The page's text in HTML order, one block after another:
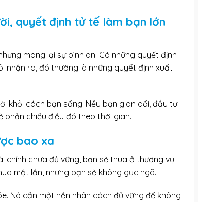
quyết định tử tế làm bạn lớn
mang lại sự bình an. Có những quyết định
nhận ra, đó thường là những quyết định xuất
khỏi cách bạn sống. Nếu bạn gian dối, đầu tư
phản chiếu điều đó theo thời gian.
bao xa
chính chưa đủ vững, bạn sẽ thua ở thương vụ
một lần, nhưng bạn sẽ không gục ngã.
Nó cần một nền nhân cách đủ vững để không